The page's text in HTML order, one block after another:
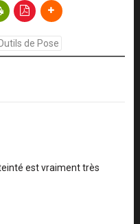
de Pose
est vraiment très